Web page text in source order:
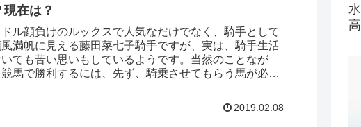
現在は？
ル顔負けのルックスで人気なだけでなく、騎手として
風満帆に見える藤田菜七子騎手ですが、実は、騎手生活
ても苦い思いもしているようです。当然のことなが
競馬で勝利するには、先ず、騎乗させてもらう馬が必要
2019.02.08